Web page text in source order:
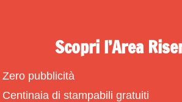
Scopri l’Area
Zero pubblicità
Centinaia di stampabili gratuiti